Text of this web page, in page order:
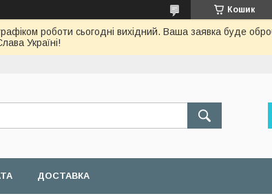
Кошик
роботи сьогодні вихідний. Ваша заявка буде
Україні!
ДОСТАВКА